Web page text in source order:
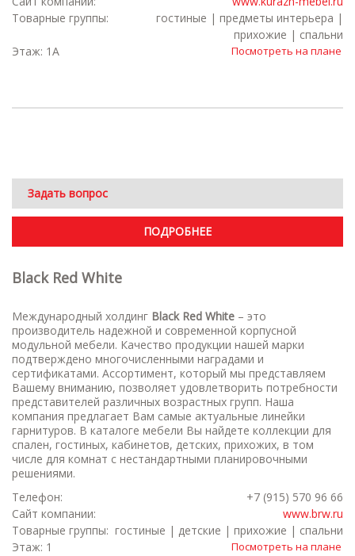
Товарные группы:
гостиные | предметы интерьера |
прихожие | спальни
Этаж: 1А
Посмотреть на плане
Задать вопрос
ПОДРОБНЕЕ
Black Red White
Международный холдинг Black Red White – это
производитель надежной и современной корпусной
модульной мебели. Качество продукции нашей марки
подтверждено многочисленными наградами и
сертификатами. Ассортимент, который мы представляем
Вашему вниманию, позволяет удовлетворить потребности
представителей различных возрастных групп. Наша
компания предлагает Вам самые актуальные линейки
гарнитуров. В каталоге мебели Вы найдете коллекции для
спален, гостиных, кабинетов, детских, прихожих, в том
числе для комнат с нестандартными планировочными
решениями.
Телефон:
+7 (915) 570 96 66
Сайт компании:
www.brw.ru
Товарные группы: гостиные | детские | прихожие | спальни
Этаж: 1
Посмотреть на плане